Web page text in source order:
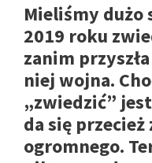
Mieliśmy dużo
2019 roku
zanim
niej wojna.
„zwiedzić”
da się
ogromnego.